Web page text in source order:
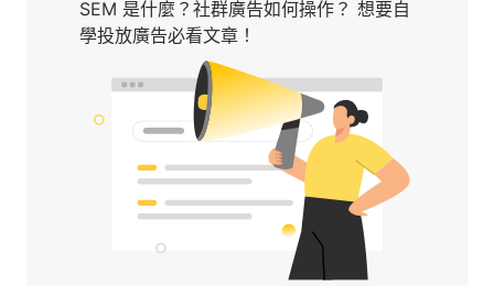
SEM 是什麼？社群廣告如何操作？ 想要自
學投放廣告必看文章！